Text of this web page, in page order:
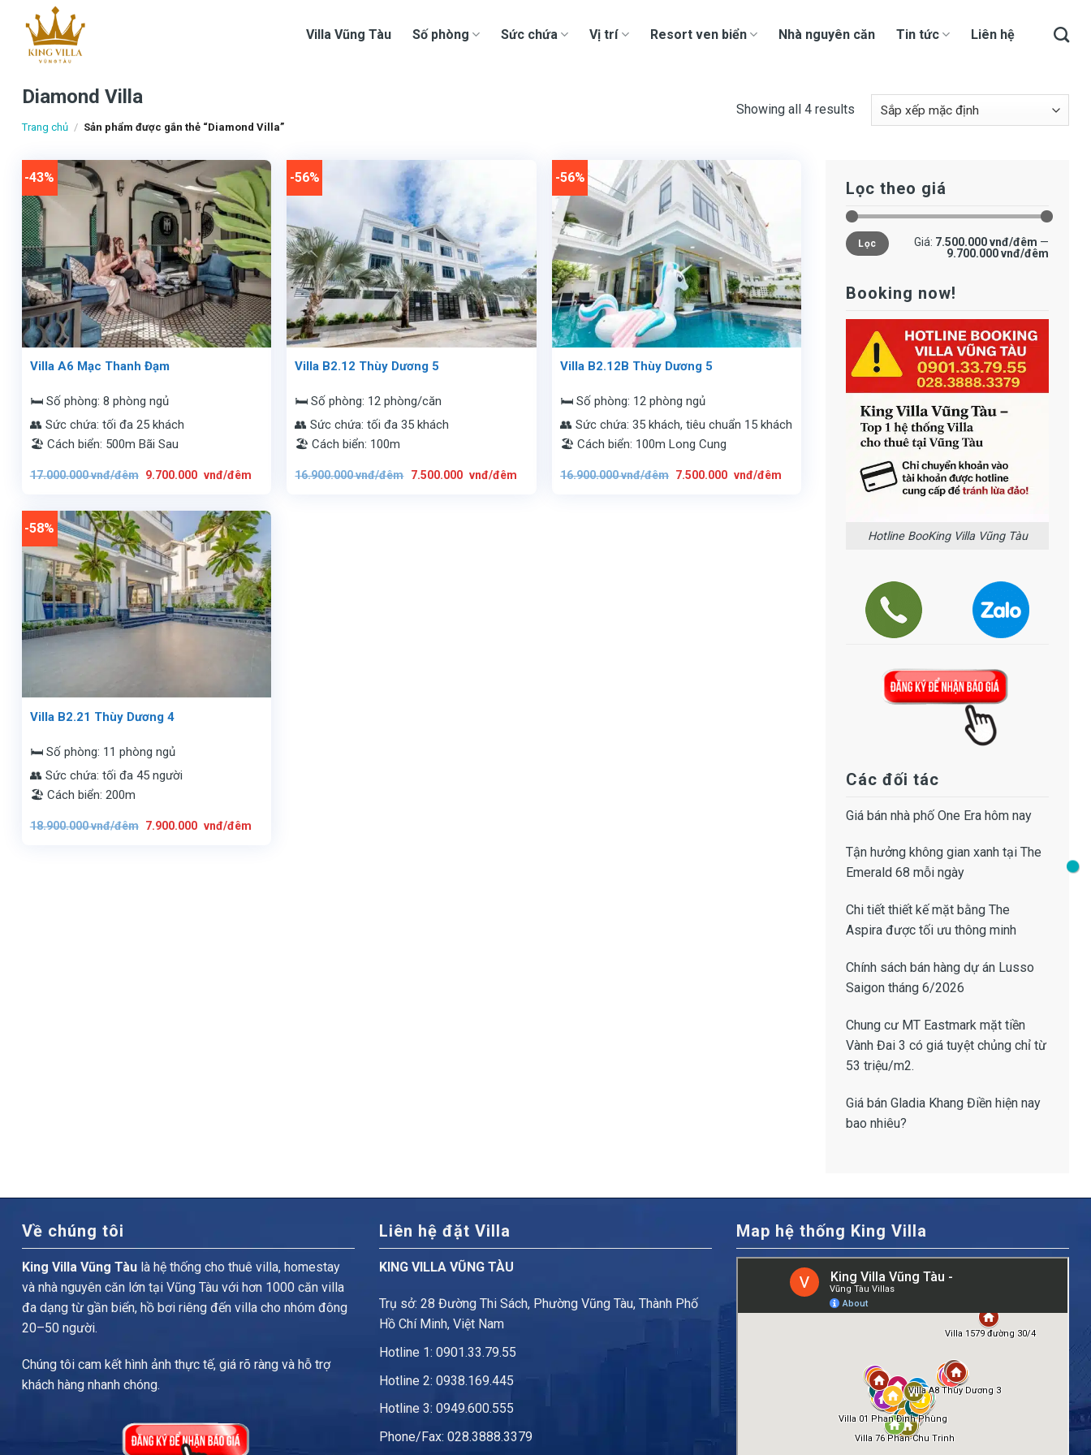
content
Villa Vũng Tàu Số phòng Sức chứa Vị trí Resort ven biển Nhà nguyên căn Tin tức Liên hệ
Diamond Villa
Trang chủ / Sản phẩm được gắn thẻ “Diamond Villa”
Showing all 4 results
-43%
Villa A6 Mạc Thanh Đạm
🛏️ Số phòng: 8 phòng ngủ
👥 Sức chứa: tối đa 25 khách
🏖️ Cách biển: 500m Bãi Sau
17.000.000vnđ/đêm gốc
vnđ/
đêm.
9.700.000 vnđ/đêmhiện
9.700.000
vnđ/
đêm.
-56%
Villa B2.12 Thùy Dương 5
🛏️ Số phòng: 12 phòng/căn
👥 Sức chứa: tối đa 35 khách
🏖️ Cách biển: 100m
16.900.000vnđ/đêm
gốc
7.500.000 vnđ/đêmhiện
-56%
Villa B2.12B Thùy Dương 5
🛏️ Số phòng: 12 phòng ngủ
👥 Sức chứa: 35 khách, tiêu chuẩn 15 khách
🏖️ Cách biển: 100m Long Cung
16.900.000vnđ/đêm
gốc
7.500.000 vnđ/đêm
-58%
Villa B2.21 Thùy Dương 4
🛏️ Số phòng: 11 phòng ngủ
👥 Sức chứa: tối đa 45 người
🏖️ Cách biển: 200m
18.900.000vnđ/đêm
gốc
7.900.000 vnđ/đêmhiện
Lọc theo giá
Giá
tối
thiểu
Giá
tối
đa
Lọc Giá: 7.500.000 vnđ/đêm —
9.700.000 vnđ/đêm
Booking now!
Hotline BooKing Villa Vũng Tàu
Các đối tác
Giá bán nhà phố One Era hôm nay
Tận hưởng không gian xanh tại The
Emerald 68 mỗi ngày
Chi tiết thiết kếmặt bằng The
Aspira được tối ưu thông minh
Chính sách bán hàng dự án Lusso
Saigon tháng 6/2026
Chung cư MT Eastmark mặt tiền
Vành Đai 3 có giá tuyệt chủng chỉ từ
53 triệu/m2.
Giá bán Gladia Khang Điền hiện nay
bao nhiêu?
Về chúng tôi
King Villa Vũng Tàu là hệ thống cho thuê villa, homestay
và nhà nguyên căn lớn tại Vũng Tàu với hơn 1000 căn villa
đa dạng từ gần biển, hồ bơi riêng đến villa cho nhóm đông
20–50 người.
Chúng tôi cam kết hình ảnh thực tế, giá rõ ràng và hỗ trợ
khách hàng nhanh chóng.
Liên hệ đặt Villa
KING VILLA VŨNG TÀU
Trụ sở: 28 Đường Thi Sách, Phường Vũng Tàu, Thành Phố
Hồ Chí Minh, Việt Nam
Hotline 1: 0901.33.79.55
Hotline 2: 0938.169.445
Hotline 3: 0949.600.555
Phone/Fax: 028.3888.3379
Map hệ thống King Villa